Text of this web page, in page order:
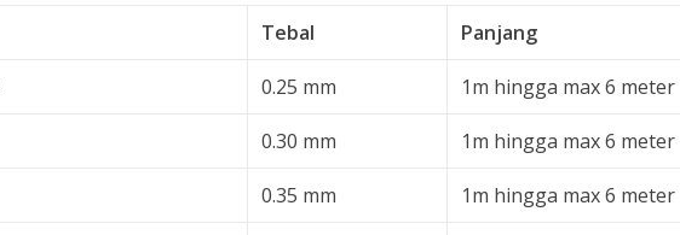
Tebal Panjang
0.25 mm 1m hingga max 6 meter
0.30 mm 1m hingga max 6 meter
0.35 mm 1m hingga max 6 meter